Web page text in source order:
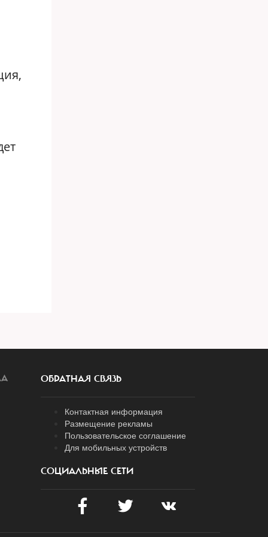
ОБРАТНАЯ СВЯЗЬ
Контактная информация
Размещение рекламы
Пользовательское соглашение
Для мобильных устройств
СОЦИАЛЬНЫЕ СЕТИ